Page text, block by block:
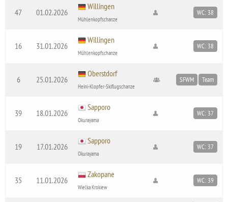
47 01.02.2026
Willingen
Mühlenkopfschanze
WC: 38
16 31.01.2026
Willingen
Mühlenkopfschanze
WC: 38
6 25.01.2026
Oberstdorf
Heini-Klopfer-Skiflugschanze
SFWM Team
39 18.01.2026
Sapporo
Okurayama
WC: 37
19 17.01.2026
Sapporo
Okurayama
WC: 37
35 11.01.2026
Zakopane
Wielka Krokiew
WC: 39